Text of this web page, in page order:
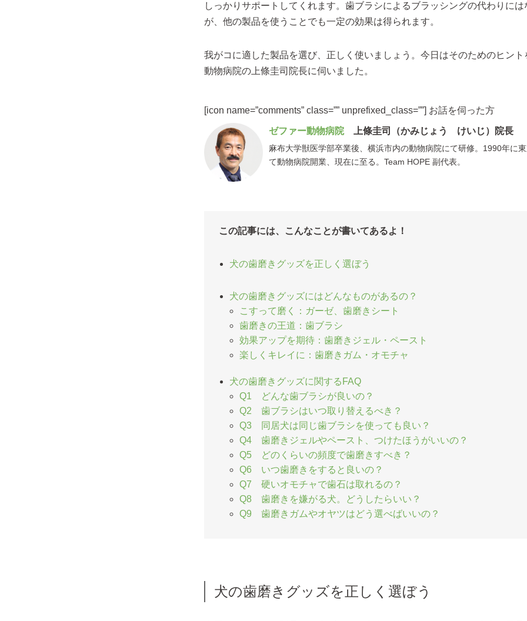
しっかりサポートしてくれます。歯ブラシによるブラッシングの代わりには
が、他の製品を使うことでも一定の効果は得られます。
我がコに適した製品を選び、正しく使いましょう。今日はそのためのヒント
動物病院の上條圭司院長に伺いました。
[icon name=”comments” class=”” unprefixed_class=””] お話を伺った方
ゼファー動物病院上條圭司（かみじょう けいじ）院長
麻布大学獣医学部卒業後、横浜市内の動物病院にて研修。1990年に
て動物病院開業、現在に至る。Team HOPE 副代表。
この記事には、こんなことが書いてあるよ！
犬の歯磨きグッズを正しく選ぼう
犬の歯磨きグッズにはどんなものがあるの？
こすって磨く：ガーゼ、歯磨きシート
歯磨きの王道：歯ブラシ
効果アップを期待：歯磨きジェル・ペースト
楽しくキレイに：歯磨きガム・オモチャ
犬の歯磨きグッズに関するFAQ
Q1 どんな歯ブラシが良いの？
Q2 歯ブラシはいつ取り替えるべき？
Q3 同居犬は同じ歯ブラシを使っても良い？
Q4 歯磨きジェルやペースト、つけたほうがいいの？
Q5 どのくらいの頻度で歯磨きすべき？
Q6 いつ歯磨きをすると良いの？
Q7 硬いオモチャで歯石は取れるの？
Q8 歯磨きを嫌がる犬。どうしたらいい？
Q9 歯磨きガムやオヤツはどう選べばいいの？
犬の歯磨きグッズを正しく選ぼう